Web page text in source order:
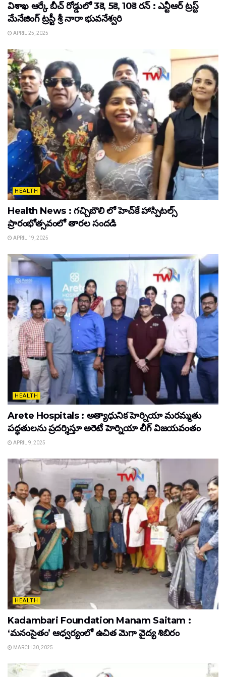
విశాఖ ఆర్కే బీచ్‌ రోడ్డులో 3కె, 5కె, 10కె రన్‌ : ఎన్టీఆర్‌ ట్రస్ట్‌
మేనేజింగ్‌ ట్రస్టీ శ్రీ నారా భువనేశ్వరి
APRIL 25, 2025
HEALTH
Health News : గచ్చిబౌలి లో హెచ్‌కే హాస్పిటల్స్
ప్రారంభోత్సవంలో తారల సందడి
APRIL 19, 2025
HEALTH
Arete Hospitals : అత్యాధునిక హెర్నియా మరమ్మతు
పద్ధతులను ప్రదర్శిస్తూ అరెటే హెర్నియా లీగ్ విజయవంతం
APRIL 9, 2025
HEALTH
Kadambari Foundation Manam Saitam :
‘మనంసైతం’ ఆధ్వర్యంలో ఉచిత మెగా వైద్య శిబిరం
MARCH 30, 2025